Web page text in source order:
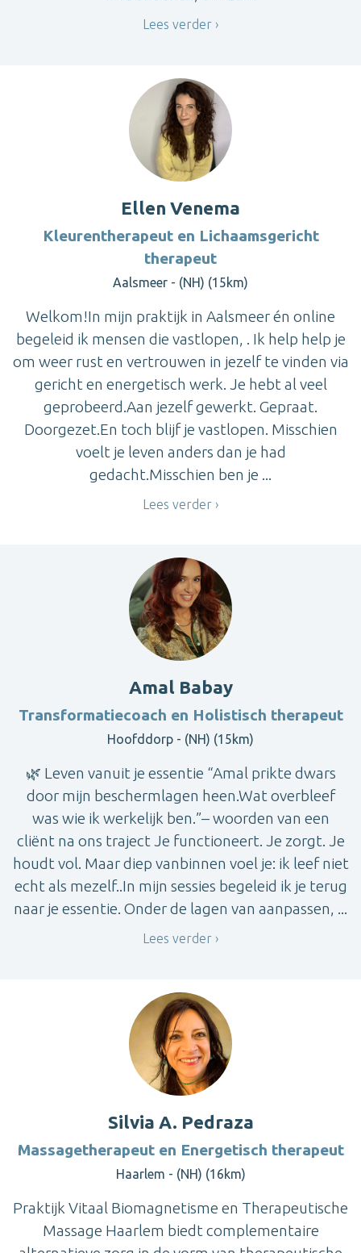
Lees verder
Ellen Venema
Kleurentherapeut en Lichaamsgericht
therapeut
Aalsmeer - (NH) (15km)
Welkom!In mijn praktijk in Aalsmeer én online
begeleid ik mensen die vastlopen, . Ik help help je
om weer rust en vertrouwen in jezelf te vinden via
gericht en energetisch werk. Je hebt al veel
geprobeerd.Aan jezelf gewerkt. Gepraat.
Doorgezet.En toch blijf je vastlopen. Misschien
voelt je leven anders dan je had
gedacht.Misschien ben je ...
Lees verder
Amal Babay
Transformatiecoach en Holistisch therapeut
Hoofddorp - (NH) (15km)
🌿 Leven vanuit je essentie “Amal prikte dwars
door mijn beschermlagen heen.Wat overbleef
was wie ik werkelijk ben.”– woorden van een
cliënt na ons traject Je functioneert. Je zorgt. Je
houdt vol. Maar diep vanbinnen voel je: ik leef niet
echt als mezelf..In mijn sessies begeleid ik je terug
naar je essentie. Onder de lagen van aanpassen, ...
Lees verder
Silvia A. Pedraza
Massagetherapeut en Energetisch therapeut
Haarlem - (NH) (16km)
Praktijk Vitaal Biomagnetisme en Therapeutische
Massage Haarlem biedt complementaire